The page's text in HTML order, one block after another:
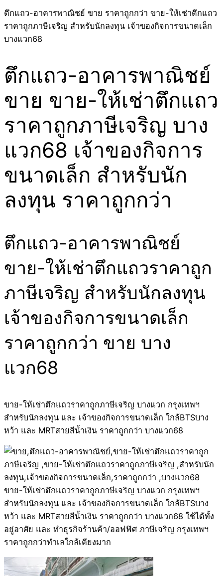
ตึกแถว-อาคารพาณิชย์ ขาย ราคาถูกกว่า ขาย-ให้เช่าตึกแถว
ราคาถูกภาษีเจริญ สำหรับนักลงทุน เจ้าของกิจการขนาดเล็ก
บางแวก68
ตึกแถว-อาคารพาณิชย์
ขาย ขาย-ให้เช่าตึกแถว
ราคาถูกภาษีเจริญ บาง
แวก68 เจ้าของกิจการ
ขนาดเล็ก สำหรับนัก
ลงทุน ราคาถูกกว่า
ตึกแถว-อาคารพาณิชย์
ขาย-ให้เช่าตึกแถวราคาถูก
ภาษีเจริญ สำหรับนักลงทุน
เจ้าของกิจการขนาดเล็ก
ราคาถูกกว่า ขาย บาง
แวก68
ขาย-ให้เช่าตึกแถวราคาถูกภาษีเจริญ บางแวก กรุงเทพฯ
สำหรับนักลงทุน และ เจ้าของกิจการขนาดเล็ก ใกล้BTSบาง
หว้า และ MRTสายสีน้ำเงิน ราคาถูกกว่า บางแวก68
ขาย-ให้เช่าตึกแถวราคาถูกภาษีเจริญ บางแวก กรุงเทพฯ
สำหรับนักลงทุน และ เจ้าของกิจการขนาดเล็ก ใกล้BTSบาง
หว้า และ MRTสายสีน้ำเงิน ราคาถูกกว่า บางแวก68 ใช้ได้ทั้ง
อยู่อาศัย และ ทำธุรกิจร้านค้า/ออฟฟิศ ภาษีเจริญ กรุงเทพฯ
ราคาถูกกว่าทำเลใกล้เคียงมาก